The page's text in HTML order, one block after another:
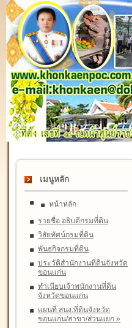
เมนูหลัก
หน้าหลัก
รายชื่อ อธิบดีกรมที่ดิน
วิสัยทัศน์กรมที่ดิน
พันธกิจกรมที่ดิน
ประวัติสำนักงานที่ดินจังหวัด
ขอนแก่น
ทำเนียบเจ้าพนักงานที่ดิน
จังหวัดขอนแก่น
แผนที่ สนง.ที่ดินจังหวัด
ขอนแก่น/สาขา/ส่วนแยก »